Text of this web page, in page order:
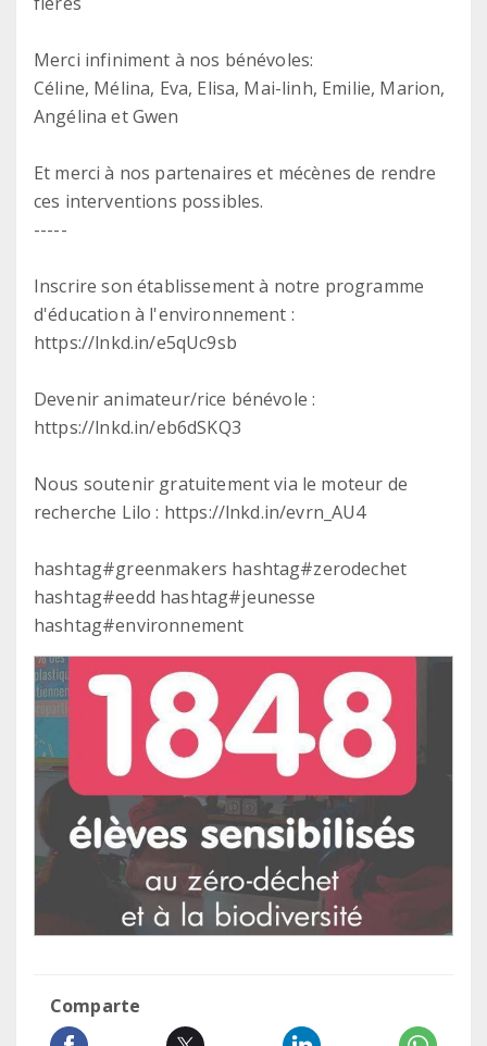
Merci infiniment à nos bénévoles:
Céline, Mélina, Eva, Elisa, Mai-linh, Emilie, Marion,
Angélina et Gwen
Et merci à nos partenaires et mécènes de rendre
ces interventions possibles.
-----
Inscrire son établissement à notre programme
d'éducation à l'environnement :
https://lnkd.in/e5qUc9sb
Devenir animateur/rice bénévole :
https://lnkd.in/eb6dSKQ3
Nous soutenir gratuitement via le moteur de
recherche Lilo : https://lnkd.in/evrn_AU4
hashtag#greenmakers hashtag#zerodechet
hashtag#eedd hashtag#jeunesse
hashtag#environnement
Comparte